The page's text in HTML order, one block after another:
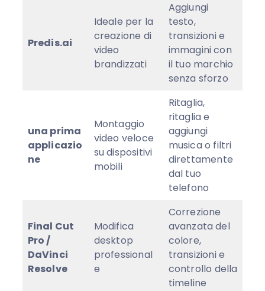
Predis.ai
Ideale per la
creazione di
video
brandizzati
Aggiungi
testo,
transizioni e
immagini con
il tuo marchio
senza sforzo
una prima
applicazio
ne
Montaggio
video veloce
su dispositivi
mobili
Ritaglia,
ritaglia e
aggiungi
musica o filtri
direttamente
dal tuo
telefono
Final Cut
Pro /
DaVinci
Resolve
Modifica
desktop
professional
e
Correzione
avanzata del
colore,
transizioni e
controllo della
timeline